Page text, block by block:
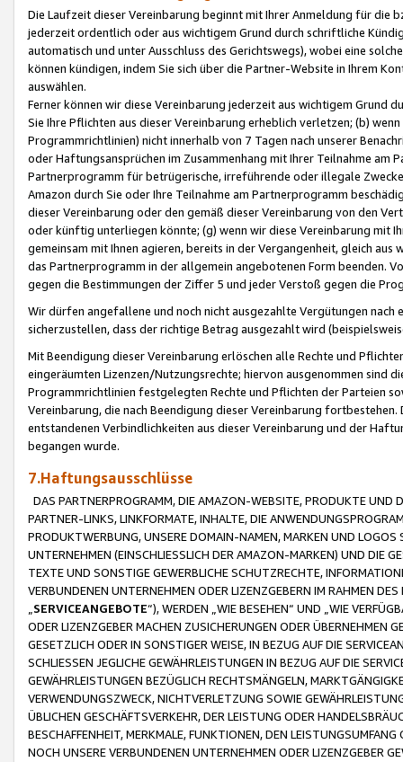
Die Laufzeit dieser Vereinbarung beginnt mit Ihrer Anmeldung für die
jederzeit ordentlich oder aus wichtigem Grund durch schriftliche
automatisch und unter Ausschluss des Gerichtswegs), wobei eine
können kündigen, indem Sie sich über die Partner-Website in Ihrem
auswählen.
Ferner können wir diese Vereinbarung jederzeit aus wichtigem Grund
Sie Ihre Pflichten aus dieser Vereinbarung erheblich verletzen; (b)
Programmrichtlinien) nicht innerhalb von 7 Tagen nach unserer
oder Haftungsansprüchen im Zusammenhang mit Ihrer Teilnahme am
Partnerprogramm für betrügerische, irreführende oder illegale
Amazon durch Sie oder Ihre Teilnahme am Partnerprogramm
dieser Vereinbarung oder den gemäß dieser Vereinbarung von den
oder künftig unterliegen könnte; (g) wenn wir diese Vereinbarung mit
gemeinsam mit Ihnen agieren, bereits in der Vergangenheit, gleich
das Partnerprogramm in der allgemein angebotenen Form beenden.
gegen die Bestimmungen der Ziffer 5 und jeder Verstoß gegen die
Wir dürfen angefallene und noch nicht ausgezahlte Vergütungen
sicherzustellen, dass der richtige Betrag ausgezahlt wird
Mit Beendigung dieser Vereinbarung erlöschen alle Rechte und
eingeräumten Lizenzen/Nutzungsrechte; hiervon ausgenommen sind
Programmrichtlinien festgelegten Rechte und Pflichten der Parteien
Vereinbarung, die nach Beendigung dieser Vereinbarung
entstandenen Verbindlichkeiten aus dieser Vereinbarung und der
begangen wurde.
7.Haftungsausschlüsse
DAS PARTNERPROGRAMM, DIE AMAZON-WEBSITE, PRODUKTE UND
PARTNER-LINKS, LINKFORMATE, INHALTE, DIE
PRODUKTWERBUNG, UNSERE DOMAIN-NAMEN, MARKEN UND
UNTERNEHMEN (EINSCHLIESSLICH DER AMAZON-MARKEN) UND DIE
TEXTE UND SONSTIGE GEWERBLICHE SCHUTZRECHTE,
VERBUNDENEN UNTERNEHMEN ODER LIZENZGEBERN IM RAHMEN
SERVICEANGEBOTE“), WERDEN „WIE BESEHEN“ UND „WIE
ODER LIZENZGEBER MACHEN ZUSICHERUNGEN ODER ÜBERNEHMEN
GESETZLICH ODER IN SONSTIGER WEISE, IN BEZUG AUF DIE
SCHLIESSEN JEGLICHE GEWÄHRLEISTUNGEN IN BEZUG AUF DIE
GEWÄHRLEISTUNGEN BEZÜGLICH RECHTSMÄNGELN,
VERWENDUNGSZWECK, NICHTVERLETZUNG SOWIE
ÜBLICHEN GESCHÄFTSVERKEHR, DER LEISTUNG ODER
BESCHAFFENHEIT, MERKMALE, FUNKTIONEN, DEN
NOCH UNSERE VERBUNDENEN UNTERNEHMEN ODER LIZENZGEBER